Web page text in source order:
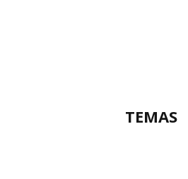
TEMAS